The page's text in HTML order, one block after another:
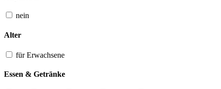
nein
Alter
für Erwachsene
Essen & Getränke